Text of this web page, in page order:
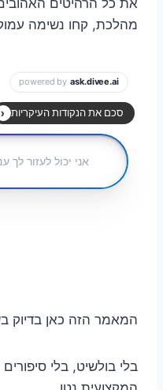
מהלכת, קחו נשימה
המאמר הזה כאן בדיוק
בלי בולשיט, בלי